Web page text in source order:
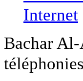
Bachar Al-